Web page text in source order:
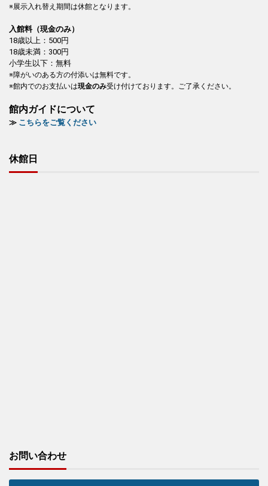
※展示入れ替え期間は休館となります。
入館料（現金のみ）
18歳以上：500円
18歳未満：300円
小学生以下：無料
※障がいのある方の付添いは無料です。
※館内でのお支払いは現金のみ受け付けております。ご了承ください。
館内ガイドについて
≫ こちらをご覧ください
休館日
お問い合わせ